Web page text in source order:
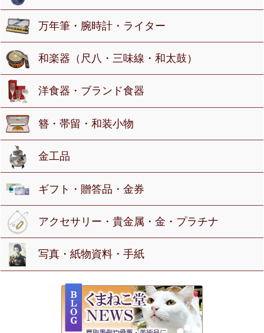
万年筆・腕時計・ライター
和楽器（尺八・三味線・和太鼓）
洋食器・ブランド食器
簪・帯留・和装小物
金工品
ギフト・贈答品・金券
アクセサリー・貴金属・金・プラチナ
写真・紙物資料・手紙